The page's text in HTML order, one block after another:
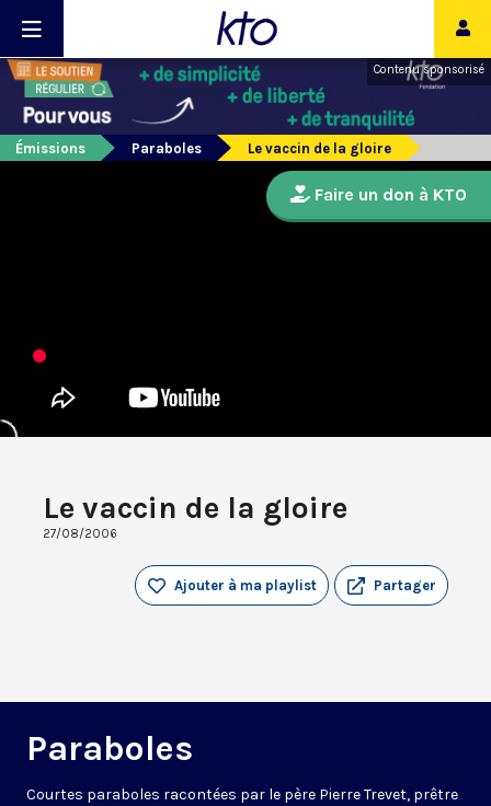
Contenu sponsorisé
Émissions Paraboles Le vaccin de la gloire
Le vaccin de la gloire
27/08/2006
Partager
Ajouter à ma playlist
Paraboles
Courtes paraboles racontées par le père Pierre Trevet, prêtre
Faire un don à KTO